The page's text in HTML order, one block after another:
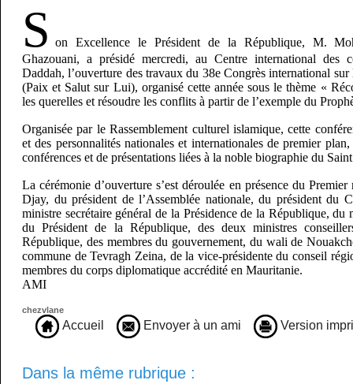
S
on Excellence le Président de la République, M.
Ghazouani, a présidé mercredi, au Centre international des
Daddah, l’ouverture des travaux du 38e Congrès international
(Paix et Salut sur Lui), organisé cette année sous le thème «
les querelles et résoudre les conflits à partir de l’exemple du
Organisée par le Rassemblement culturel islamique, cette
et des personnalités nationales et internationales de premier
conférences et de présentations liées à la noble biographie du
La cérémonie d’ouverture s’est déroulée en présence du
Djay, du président de l’Assemblée nationale, du président du
ministre secrétaire général de la Présidence de la République, du
du Président de la République, des deux ministres
République, des membres du gouvernement, du wali de
commune de Tevragh Zeina, de la vice-présidente du conseil
membres du corps diplomatique accrédité en Mauritanie.
AMI
chezvlane
Accueil Envoyer à un ami Version
Dans la même rubrique :